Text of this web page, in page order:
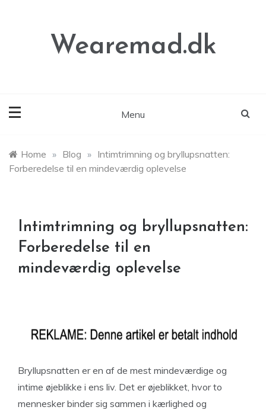
Wearemad.dk
Menu
Home » Blog » Intimtrimning og bryllupsnatten:
Forberedelse til en mindeværdig oplevelse
Intimtrimning og bryllupsnatten:
Forberedelse til en
mindeværdig oplevelse
Bryllupsnatten er en af de mest mindeværdige og
intime øjeblikke i ens liv. Det er øjeblikket, hvor to
mennesker binder sig sammen i kærlighed og